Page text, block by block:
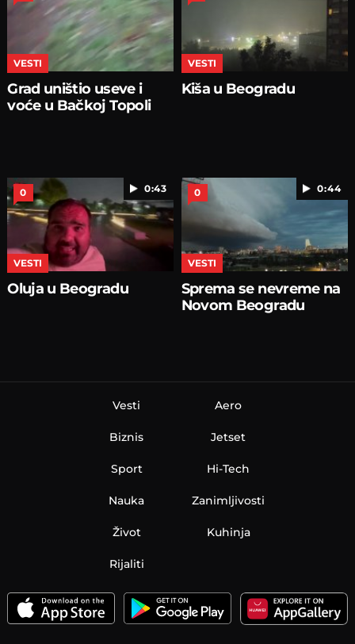
VESTI
Grad uništio useve i
voće u Bačkoj Topoli
VESTI
Kiša u Beogradu
0:43
0
VESTI
Oluja u Beogradu
0:44
0
VESTI
Sprema se nevreme na
Novom Beogradu
Vesti
Biznis
Sport
Nauka
Aero
Jetset
Hi-Tech
Zanimljivosti
Život Kuhinja
Rijaliti